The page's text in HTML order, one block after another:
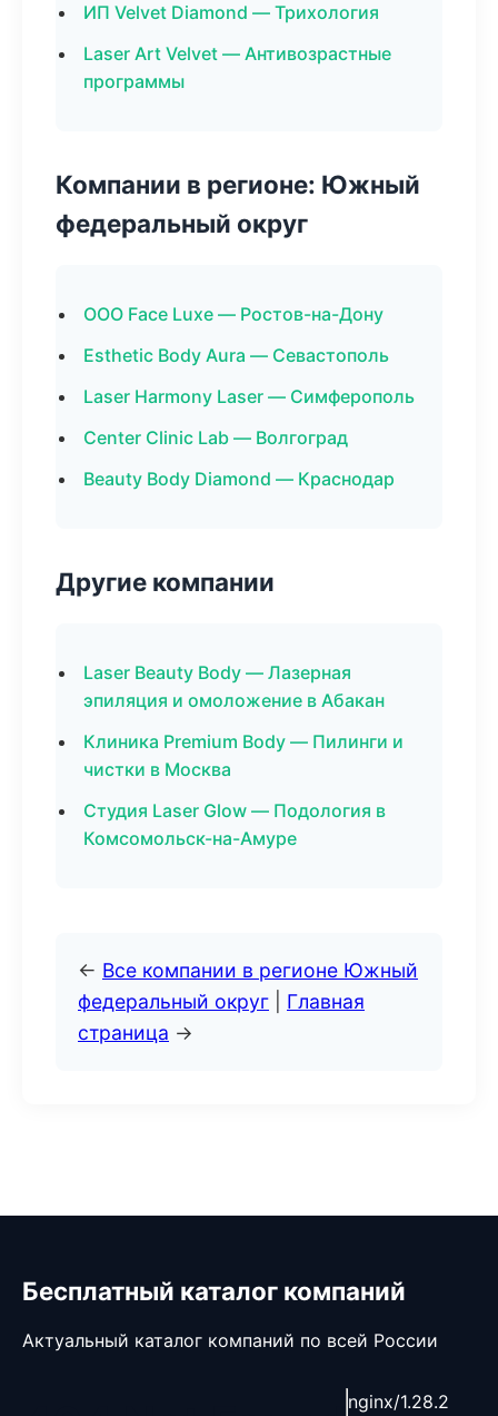
ИП Velvet Diamond — Трихология
Laser Art Velvet — Антивозрастные
программы
Компании в регионе: Южный
федеральный округ
ООО Face Luxe — Ростов-на-Дону
Esthetic Body Aura — Севастополь
Laser Harmony Laser — Симферополь
Center Clinic Lab — Волгоград
Beauty Body Diamond — Краснодар
Другие компании
Laser Beauty Body — Лазерная
эпиляция и омоложение в Абакан
Клиника Premium Body — Пилинги и
чистки в Москва
Студия Laser Glow — Подология в
Комсомольск-на-Амуре
← Все компании в регионе Южный
федеральный округ
Главная
страница →
Бесплатный каталог компаний
Актуальный каталог компаний по всей России
nginx/1.28.2